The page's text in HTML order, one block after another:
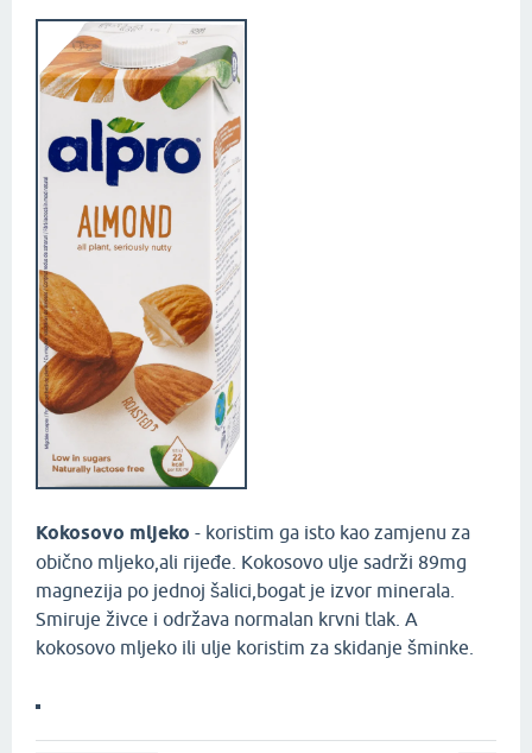
Kokosovo mljeko - koristim ga isto kao zamjenu za
obično mljeko,ali rijeđe. Kokosovo ulje sadrži 89mg
magnezija po jednoj šalici,bogat je izvor minerala.
Smiruje živce i održava normalan krvni tlak. A
kokosovo mljeko ili ulje koristim za skidanje šminke.